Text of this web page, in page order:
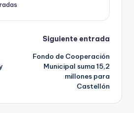
Siguiente entrada
Fondo de Cooperación
Municipal suma 15,2
millones para
Castellón